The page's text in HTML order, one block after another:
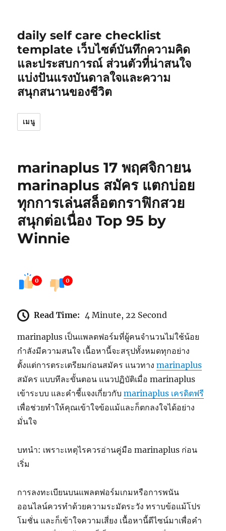
daily self care checklist
template เว็บไซต์บันทึกความคิด
และประสบการณ์ ส่วนตัวที่น่าสนใจ
แบ่งปันแรงบันดาลใจและความ
สนุกสนานของชีวิต
เมนู
marinaplus 17 พฤศจิกายน
marinaplus สมัคร แตกบ่อย
ทุกการเล่นสล็อตกราฟิกสวย
สนุกต่อเนื่อง Top 95 by
Winnie
0 0
Read Time: 4 Minute, 22 Second
marinaplus เป็นแพลตฟอร์มที่ผู้คนจำนวนไม่ใช้น้อย
กำลังมีความสนใจ เนื้อหานี้จะสรุปทั้งหมดทุกอย่าง
ตั้งแต่การตระเตรียมก่อนสมัคร แนวทางmarinaplus
สมัคร แบบทีละขั้นตอน แนวปฏิบัติเมื่อ marinaplus
เข้าระบบ และคำชี้แจงเกี่ยวกับmarinaplus เครดิตฟรี
เพื่อช่วยทำให้คุณเข้าใจข้อแม้และก็ตกลงใจได้อย่าง
มั่นใจ
บทนำ: เพราะเหตุไรควรอ่านคู่มือ marinaplus ก่อน
เริ่ม
การลงทะเบียนบนแพลตฟอร์มเกมหรือการพนัน
ออนไลน์ควรทำด้วยความระมัดระวัง ทราบข้อแม้โปร
โมชั่น และก็เข้าใจความเสี่ยง เนื้อหานี้ดีไซน์มาเพื่อคำ